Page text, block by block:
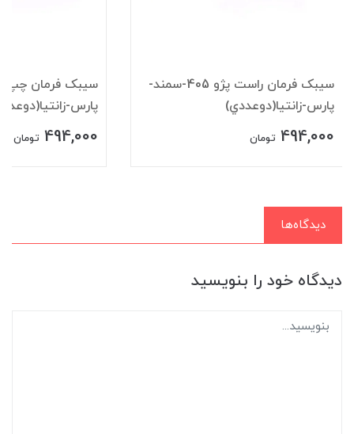
سيبک فرمان راست پژو 405-سمند-
پارس-زانتيا(دوعددي)
494,000 تومان
پارس-
494,000 تومان
دیدگاه‌ها
دیدگاه خود را بنویسید